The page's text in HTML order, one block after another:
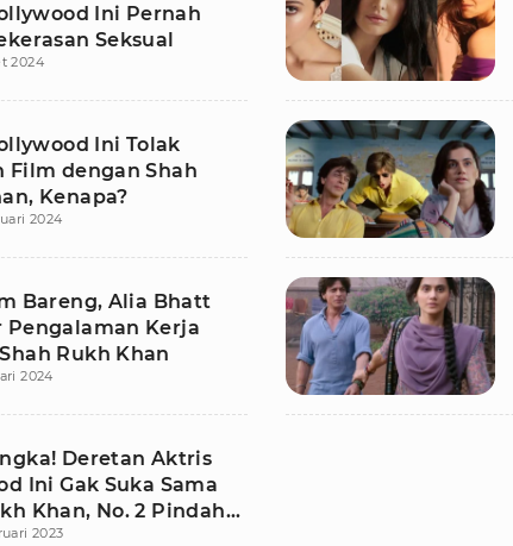
Ini Pernah
Seksual
2024
Ini Tolak
Film dengan Shah
Kenapa?
2024
Bareng, Alia Bhatt
Pengalaman Kerja
Rukh Khan
2024
Deretan Aktris
Ini Gak Suka Sama
Khan, No. 2 Pindah
2023